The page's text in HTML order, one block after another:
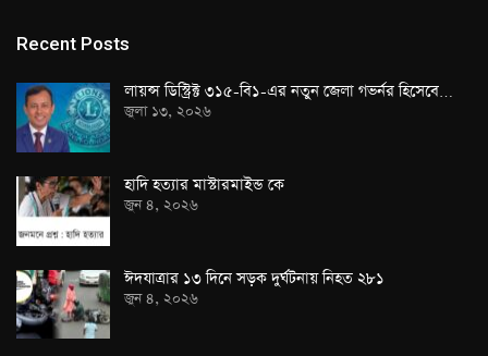
Recent Posts
লায়ন্স ডিস্ট্রিক্ট ৩১৫-বি১-এর নতুন জেলা গভর্নর হিসেবে…
জুলা ১৩, ২০২৬
হাদি হত্যার মাস্টারমাইন্ড কে
জুন ৪, ২০২৬
ঈদযাত্রার ১৩ দিনে সড়ক দুর্ঘটনায় নিহত ২৮১
জুন ৪, ২০২৬